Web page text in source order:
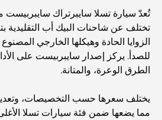
أفضل شركات تنسيق الحدائق في
الخارجية
أفضل شركات نقل الأثاث في دبي:
نخلة جبل علي مقابل نخلة جميرا:
العقارات الأذكياء
تُعدّ سيارة تسلا سايبرتراك سايبربيست
تختلف عن شاحنات البيك أب التقليدية
الزوايا الحادة وهيكلها الخارجي
للصدأ. يركز إصدار سايبربيست على
الطرق الوعرة، والمتانة.
يختلف سعرها حسب التخصيصات،
مما يضعها ضمن فئة سيارات تسلا